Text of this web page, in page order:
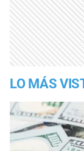
LO MÁS